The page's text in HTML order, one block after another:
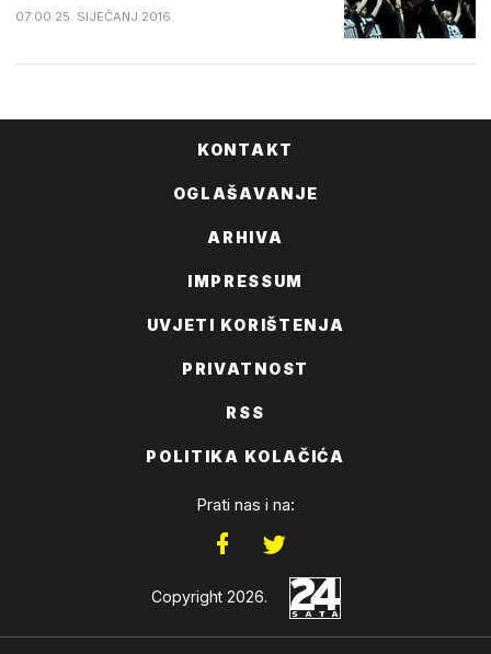
07:00 25. SIJEČANJ 2016.
KONTAKT
OGLAŠAVANJE
ARHIVA
IMPRESSUM
UVJETI KORIŠTENJA
PRIVATNOST
RSS
POLITIKA KOLAČIĆA
Prati nas i na:
Copyright 2026.